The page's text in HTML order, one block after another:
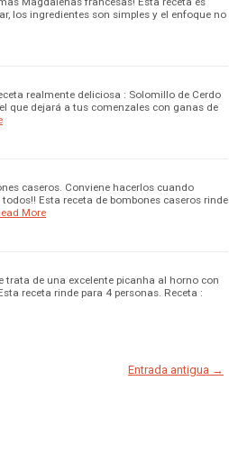
los ingredientes son simples y el enfoque no
realmente deliciosa : Solomillo de Cerdo
que dejará a tus comenzales con ganas de
caseros. Conviene hacerlos cuando
Esta receta de bombones caseros rinde
More
trata de una excelente picanha al horno con
receta rinde para 4 personas. Receta :
Entrada antigua →